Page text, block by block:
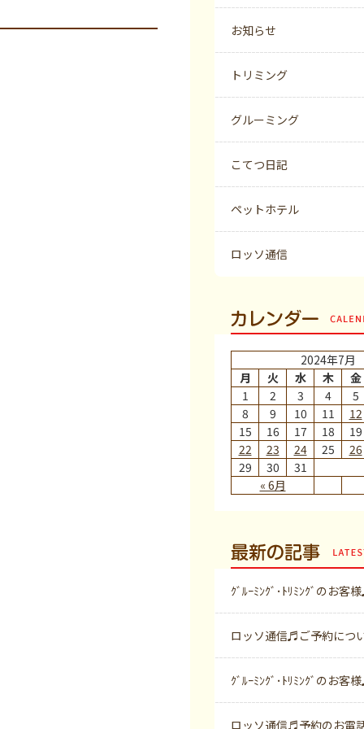
お知らせ
トリミング
グルーミング
こてつ日記
ペットホテル
ロッソ通信
カレンダー
2024年7月
月
火 水 木 金
« 6月
1 2 3 4
5
8
9 10 11
12
15
16 17 18
19
22
23 24 25
26
29
30 31
最新の記事
ｸﾞﾙｰﾐﾝｸﾞ･ﾄﾘﾐﾝｸﾞのお客
ロッソ通信♬ご予約につ
ｸﾞﾙｰﾐﾝｸﾞ･ﾄﾘﾐﾝｸﾞのお客
ロッソ通信♬予約のお電